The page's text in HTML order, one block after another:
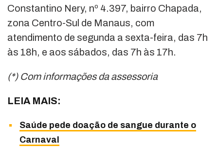
Constantino Nery, nº 4.397, bairro Chapada,
zona Centro-Sul de Manaus, com
atendimento de segunda a sexta-feira, das 7h
às 18h, e aos sábados, das 7h às 17h.
(*) Com informações da assessoria
LEIA MAIS:
Saúde pede doação de sangue durante o
Carnaval